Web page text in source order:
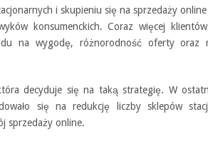
i skupieniu się na sprzedaży
konsumenckich. Coraz więcej
na wygodę, różnorodność oferty oraz
decyduje się na taką strategię. W
się na redukcję liczby sklepów
sprzedaży online.